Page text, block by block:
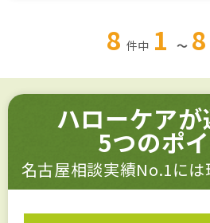
8 件中 1 ～ 8
ハローケアが
5つのポ
名古屋相談実績No.1には